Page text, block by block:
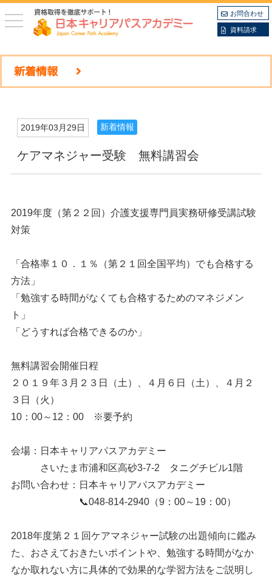
toggle
navigation
お問合わせ
資料請求
新着情報
2019年03月29日 新着情報
ケアマネジャー受験 無料講習会
2019年度（第２２回）介護支援専門員実務研修受講試験
対策
「合格率１０．１％（第２１回全国平均）でも合格する
方法」
「勉強する時間がなくても合格するためのマネジメン
ト」
「どうすれば合格できるのか」
無料講習会開催日程
２０１９年３月２３日（土）、４月６日（土）、４月２
３日（火）
10：00～12：00 ※要予約
会場：日本キャリアパスアカデミー
さいたま市浦和区高砂3-7-2 タニグチビル1階
お問い合わせ：日本キャリアパスアカデミー
📞048-814-2940（9：00～19：00）
2018年度第２１回ケアマネジャー試験の出題傾向に鑑み
た、おさえておきたいポイントや、勉強する時間がなか
なか取れない方に具体的で効果的な学習方法をご説明し